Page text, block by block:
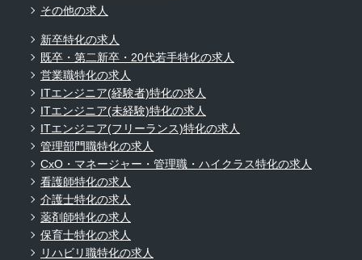
その他の求人
新卒特化の求人
既卒・第二新卒・20代若手特化の求人
営業職特化の求人
ITエンジニア(経験者)特化の求人
ITエンジニア(未経験)特化の求人
ITエンジニア(フリーランス)特化の求人
管理部門職特化の求人
CxO・マネージャー・管理職・ハイクラス特化の求人
看護師特化の求人
介護士特化の求人
薬剤師特化の求人
保育士特化の求人
リハビリ職特化の求人